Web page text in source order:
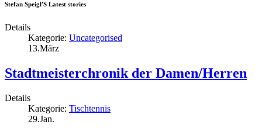
Stefan Speigl'S Latest stories
Details
Kategorie: Uncategorised
13.März
Stadtmeisterchronik der Damen/Herren
Details
Kategorie: Tischtennis
29.Jan.